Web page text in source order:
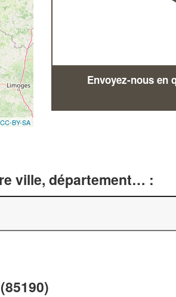
CC-BY-SA
Envoyez-nous en
ville, département… :